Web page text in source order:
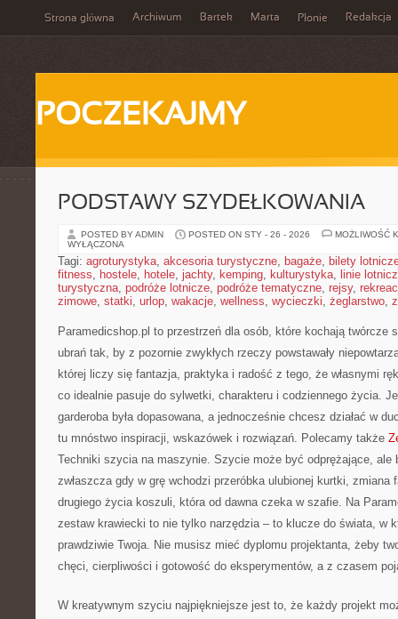
Strona główna Archiwum Bartek Marta Płonie Redakcja
POCZEKAJMY
PODSTAWY SZYDEŁKOWANIA
POSTED BY ADMIN POSTED ON STY - 26 - 2026
MOŻLIWOŚĆ
WYŁĄCZONA
Tagi: agroturystyka, akcesoria turystyczne, bagaże, bilety
fitness, hostele, hotele, jachty, kemping, kulturystyka, linie
turystyczna, podróże lotnicze, podróże tematyczne, rejsy,
zimowe, statki, urlop, wakacje, wellness, wycieczki, żeglarstwo,
Paramedicshop.pl to przestrzeń dla osób, które kochają twórcze
ubrań tak, by z pozornie zwykłych rzeczy powstawały
której liczy się fantazja, praktyka i radość z tego, że własnymi
co idealnie pasuje do sylwetki, charakteru i codziennego życia.
garderoba była dopasowana, a jednocześnie chcesz działać w
tu mnóstwo inspiracji, wskazówek i rozwiązań. Polecamy także
Techniki szycia na maszynie. Szycie może być odprężające, ale
zwłaszcza gdy w grę wchodzi przeróbka ulubionej kurtki, zmiana
drugiego życia koszuli, która od dawna czeka w szafie. Na
zestaw krawiecki to nie tylko narzędzia – to klucze do świata, w
prawdziwie Twoja. Nie musisz mieć dyplomu projektanta, żeby
chęci, cierpliwości i gotowość do eksperymentów, a z czasem
W kreatywnym szyciu najpiękniejsze jest to, że każdy projekt